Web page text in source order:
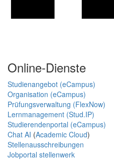
Online-Dienste
Studienangebot (eCampus)
Organisation (eCampus)
Prüfungsverwaltung (FlexNow)
Lernmanagement (Stud.IP)
Studierendenportal (eCampus)
Chat AI (Academic Cloud)
Stellenausschreibungen
Jobportal stellenwerk